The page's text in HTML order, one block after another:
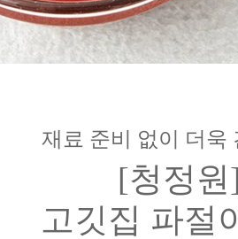
재료 준비 없이 더욱
[청정원]
고깃집 파절